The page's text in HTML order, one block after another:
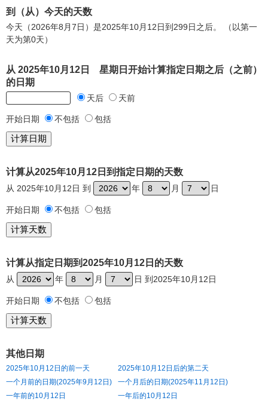
到（从）今天的天数
今天（2026年8月7日）是2025年10月12日到299日之后。 （以第一
天为第0天）
从 2025年10月12日 星期日开始计算指定日期之后（之前）
的日期
天后 天前
开始日期 不包括 包括
计算从2025年10月12日到指定日期的天数
从 2025年10月12日 到 年 月 日
开始日期 不包括 包括
计算从指定日期到2025年10月12日的天数
从 年 月 日 到2025年10月12日
开始日期 不包括 包括
其他日期
2025年10月12日的前一天
2025年10月12日后的第二天
一个月前的日期(2025年9月12日)
一个月后的日期(2025年11月12日)
一年前的10月12日
一年后的10月12日